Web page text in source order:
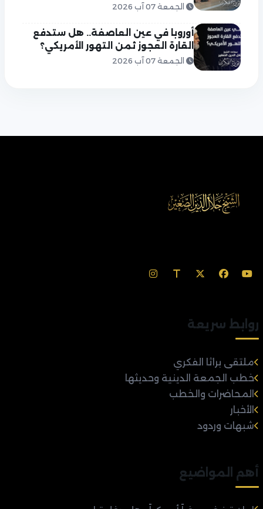
الجمعة 07 آب 2026
أوروبا في عين العاصفة.. هل ستدفع
القارة العجوز ثمن التهور الأمريكي؟
الجمعة 07 آب 2026
روابط سريعة
ملتقى براثا الفكري
خطب الجمعة الدينية وحديثها
المحاضرات والخطب
الأخبار
شبهات وردود
أهم المواضيع